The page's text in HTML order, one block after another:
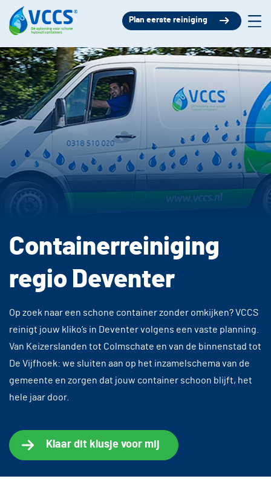
Plan eerste reiniging
Containerreiniging
regio `Deventer
Op zoek naar een schone container zonder omkijken? VCCS
reinigt jouw kliko’s in Deventer volgens een vaste planning.
Van Keizerslanden tot Colmschate en van de binnenstad tot
De Vijfhoek: we sluiten aan op het inzamelschema van de
gemeente en zorgen dat jouw container schoon blijft, het
hele jaar door.
Klaar dit klusje voor mij